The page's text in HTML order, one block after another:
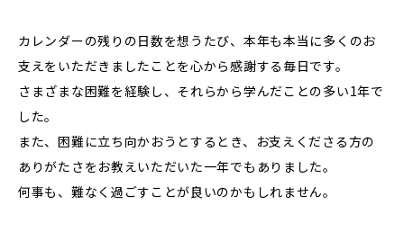
カレンダーの残りの日数を想うたび、本年も本当に多くのお
支えをいただきましたことを心から感謝する毎日です。
さまざまな困難を経験し、それらから学んだことの多い1年で
した。
また、困難に立ち向かおうとするとき、お支えくださる方の
ありがたさをお教えいただいた一年でもありました。
何事も、難なく過ごすことが良いのかもしれません。